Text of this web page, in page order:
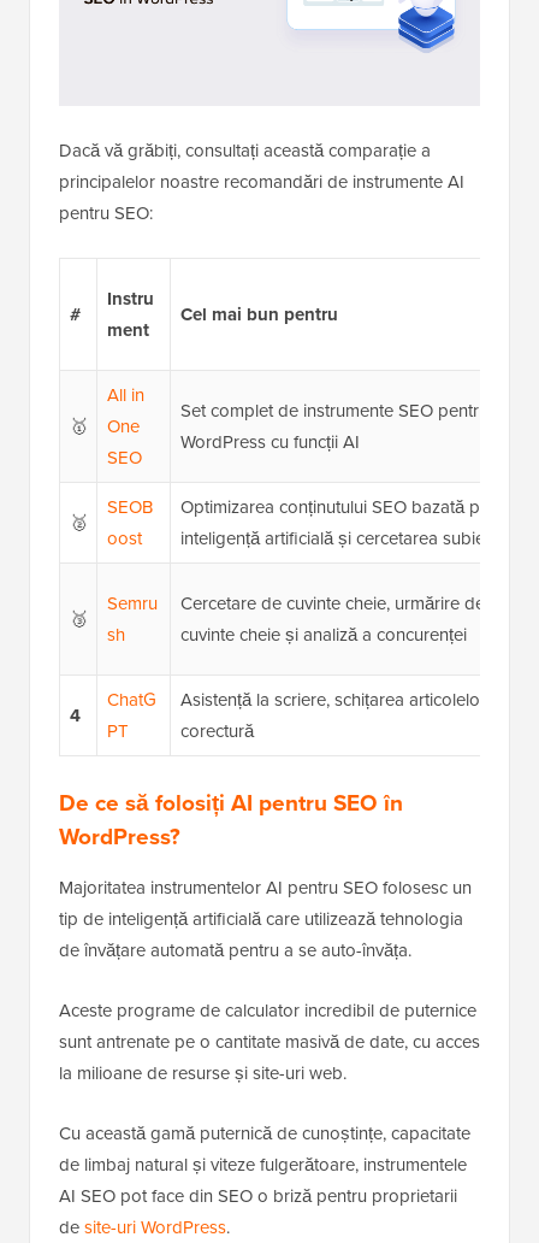
Dacă vă grăbiți, consultați această comparație a
principalelor noastre recomandări de instrumente AI
pentru SEO:
#
Instru
ment
Cel mai bun pentru
🥇
All in
One
SEO
Set complet de instrumente SEO pentru
WordPress cu funcții AI
🥈
SEOB
oost
Optimizarea conținutului SEO bazată pe
inteligență artificială și cercetarea subiectelor
🥉
Semru
sh
Cercetare de cuvinte cheie, urmărire de
cuvinte cheie și analiză a concurenței
4
ChatG
PT
Asistență la scriere, schițarea articolelor și
corectură
De ce să folosiți AI pentru SEO în
WordPress?
Majoritatea instrumentelor AI pentru SEO folosesc un
tip de inteligență artificială care utilizează tehnologia
de învățare automată pentru a se auto-învăța.
Aceste programe de calculator incredibil de puternice
sunt antrenate pe o cantitate masivă de date, cu acces
la milioane de resurse și site-uri web.
Cu această gamă puternică de cunoștințe, capacitate
de limbaj natural și viteze fulgerătoare, instrumentele
AI SEO pot face din SEO o briză pentru proprietarii
desite-uri WordPress.